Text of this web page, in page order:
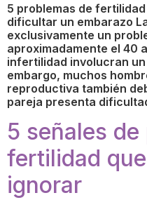
5 problemas de
dificultar un embarazo
exclusivamente un
aproximadamente el 40
infertilidad involucran
embargo, muchos
reproductiva también
pareja presenta
5 señales
fertilidad
ignorar